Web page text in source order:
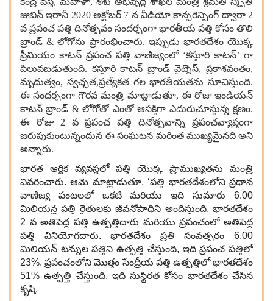
జుబిన్ ఇరానీ 2020 అక్టోబర్ 7 న వీడియో కాన్ఫరెన్సింగ్ ద్వారా 2
వ ప్రపంచ పత్తి దినోత్సవం సందర్భంగా భారతీయ పత్తి కోసం తొలి
బ్రాండ్ & లోగోను ప్రారంభించారు. ఇప్పుడు భారతదేశం యొక్క
ప్రీమియం కాటన్ ప్రపంచ పత్తి వాణిజ్యంలో ‘కస్తూరి కాటన్’ గా
పిలువబడుతుంది. కస్తూరి కాటన్ బ్రాండ్ వైట్నెస్, ప్రకాశవంతం,
మృదుత్వం, స్వచ్ఛత,ప్రత్యేకత గల భారతీయతను సూచిస్తుంది.
ఈ సందర్భంగా గౌరవ మంత్రి మాట్లాడుతూ, ఈ రోజు ఇండియన్
కాటన్ బ్రాండ్ & లోగోతో ఎంతో ఆసక్తిగా ఎదురుచూస్తున్న క్షణం.
ఈ రోజు 2 వ ప్రపంచ పత్తి దినోత్సవాన్ని ప్రపంచవ్యాప్తంగా
జరుపుకుంటున్నందున ఈ సంఘటన మరింత ముఖ్యమైనది అని
అన్నారు.
భారత ఆర్థిక వ్యవస్థలో పత్తి యొక్క ప్రాముఖ్యతను మంత్రి
వివరించారు. ఆమె మాట్లాడుతూ, ‘పత్తి భారతదేశంలోని ప్రధాన
వాణిజ్య పంటలలో ఒకటి మరియు ఇది సుమారు 6.00
మిలియన్ల పత్తి రైతులకు జీవనోపాధిని అందిస్తుంది. భారతదేశం
2 వ అతిపెద్ద పత్తి ఉత్పత్తిదారు మరియు ప్రపంచంలో అతిపెద్ద
పత్తి వినియోగదారు. భారతదేశం ప్రతి సంవత్సరం 6.00
మిలియన్ టన్నుల పత్తిని ఉత్పత్తి చేస్తుంది, ఇది ప్రపంచ పత్తిలో
23%. ప్రపంచంలోని మొత్తం సేంద్రీయ పత్తి ఉత్పత్తిలో భారతదేశం
51% ఉత్పత్తి చేస్తుంది, ఇది సుస్థిరత కోసం భారతదేశం చేసిన
కృషి.